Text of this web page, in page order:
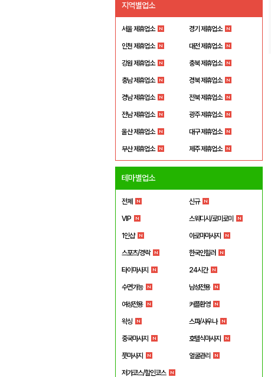
지역별업소
서울 제휴업소 경기 제휴업소
인천 제휴업소 대전 제휴업소
강원 제휴업소 충북 제휴업소
충남 제휴업소 경북 제휴업소
경남 제휴업소 전북 제휴업소
전남 제휴업소 광주 제휴업소
울산 제휴업소 대구 제휴업소
부산 제휴업소 제주 제휴업소
테마별업소
전체 신규
VIP 스웨디시/로미로미
1인샵 아로마마사지
스포츠/경락 한국인힐러
타이마사지 24시간
수면가능 남성전용
여성전용 커플환영
왁싱 스파/사우나
중국마사지 호텔식마사지
풋마사지 얼굴관리
저가코스/할인코스